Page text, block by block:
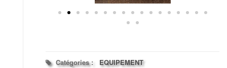
Catégories : EQUIPEMENT